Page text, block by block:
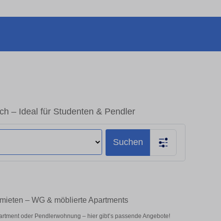
– Ideal für Studenten & Pendler
Suchen
– WG & möblierte Apartments
oder Pendlerwohnung – hier gibt’s passende Angebote!